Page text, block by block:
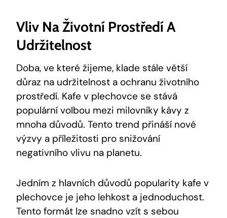
Vliv Na Životní Prostředí A
Udržitelnost
Doba, ve které žijeme, klade stále větší
důraz na udržitelnost a ochranu životního
prostředí. Kafe v plechovce se stává
populární volbou mezi milovníky kávy z
mnoha důvodů. Tento trend přináší nové
výzvy a příležitosti pro snižování
negativního vlivu na planetu.
Jedním z hlavních důvodů popularity kafe v
plechovce je jeho lehkost a jednoduchost.
Tento formát lze snadno vzít s sebou